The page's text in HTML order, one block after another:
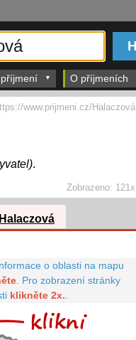
O příjmeních
Zobrazeno: 121x
.
www.prijmeni.cz/Halaczová
o oblasti na mapu
. Pro zobrazení stránky
klikněte 2x.